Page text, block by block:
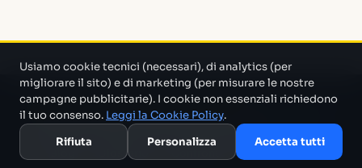
Un progetto di Marco Monty Montemagno
che cerca in mezzo al casino e ti porta solo quello che serve.
Glossario
Usiamo cookie tecnici (necessari), di analytics (per
migliorare il sito) e di marketing (per misurare le nostre
campagne pubblicitarie). I cookie non essenziali richiedono
il tuo consenso. Leggi la Cookie Policy.
Rifiuta
Personalizza Accetta tutti